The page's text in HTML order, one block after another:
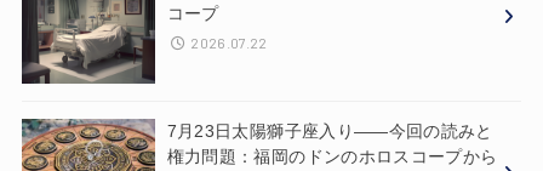
コープ
2026.07.22
7月23日太陽獅子座入り——今回の読みと
権力問題：福岡のドンのホロスコープから